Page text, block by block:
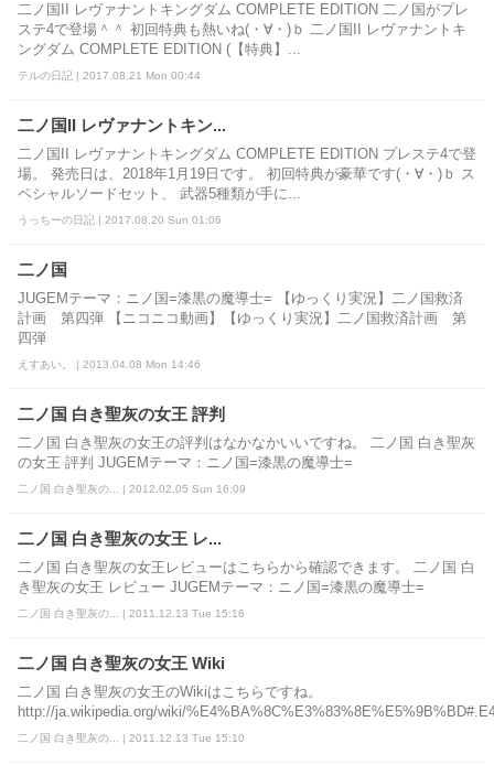
二ノ国II レヴァナントキングダム COMPLETE EDITION 二ノ国がプレ
ステ4で登場＾＾ 初回特典も熱いね(・∀・)ｂ 二ノ国II レヴァナントキ
ングダム COMPLETE EDITION (【特典】...
テルの日記 | 2017.08.21 Mon 00:44
二ノ国II レヴァナントキン...
二ノ国II レヴァナントキングダム COMPLETE EDITION プレステ4で登
場。 発売日は、2018年1月19日です。 初回特典が豪華です(・∀・)ｂ ス
ペシャルソードセット、 武器5種類が手に...
うっちーの日記 | 2017.08.20 Sun 01:06
二ノ国
JUGEMテーマ：ニノ国=漆黒の魔導士= 【ゆっくり実況】二ノ国救済
計画 第四弾 【ニコニコ動画】【ゆっくり実況】二ノ国救済計画 第
四弾
えすあい。 | 2013.04.08 Mon 14:46
二ノ国 白き聖灰の女王 評判
二ノ国 白き聖灰の女王の評判はなかなかいいですね。 二ノ国 白き聖灰
の女王 評判 JUGEMテーマ：ニノ国=漆黒の魔導士=
二ノ国 白き聖灰の... | 2012.02.05 Sun 16:09
二ノ国 白き聖灰の女王 レ...
二ノ国 白き聖灰の女王レビューはこちらから確認できます。 二ノ国 白
き聖灰の女王 レビュー JUGEMテーマ：ニノ国=漆黒の魔導士=
二ノ国 白き聖灰の... | 2011.12.13 Tue 15:16
二ノ国 白き聖灰の女王 Wiki
二ノ国 白き聖灰の女王のWikiはこちらですね。
http://ja.wikipedia.org/wiki/
二ノ国 白き聖灰の... | 2011.12.13 Tue 15:10